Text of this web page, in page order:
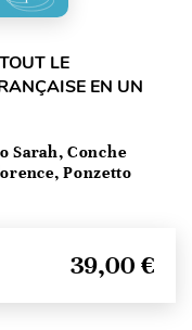
LE
EN UN
Sarah, Conche
Ponzetto
39,00 €